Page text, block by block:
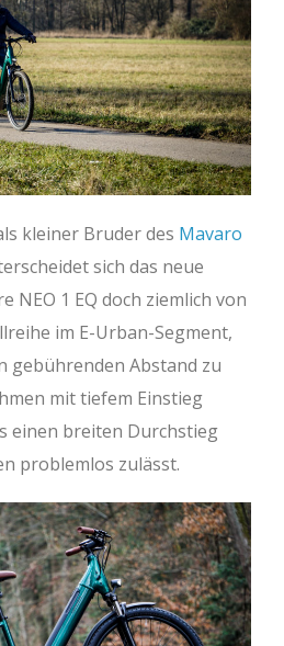
kleiner Bruder des Mavaro
sich das neue
NEO 1 EQ doch ziemlich von
im E-Urban-Segment,
gebührenden Abstand zu
mit tiefem Einstieg
einen breiten Durchstieg
problemlos zulässt.